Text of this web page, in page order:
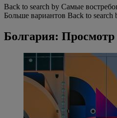
Back to search by Самые
Больше вариантов Back to search
Болгария: Просмотр